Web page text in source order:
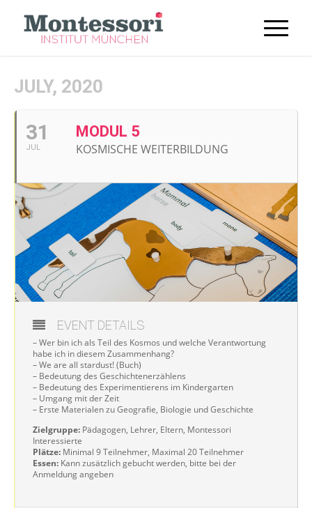
JULY, 2020
31
JUL
MODUL 5
KOSMISCHE WEITERBILDUNG
EVENT DETAILS
– Wer bin ich als Teil des Kosmos und welche Verantwortung
habe ich in diesem Zusammenhang?
– We are all stardust! (Buch)
– Bedeutung des Geschichtenerzählens
– Bedeutung des Experimentierens im Kindergarten
– Umgang mit der Zeit
– Erste Materialen zu Geografie, Biologie und Geschichte
Zielgruppe: Pädagogen, Lehrer, Eltern, Montessori
Interessierte
Plätze: Minimal 9 Teilnehmer, Maximal 20 Teilnehmer
Essen: Kann zusätzlich gebucht werden, bitte bei der
Anmeldung angeben